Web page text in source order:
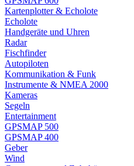
Kartenplotter & Echolote
Echolote
Handgeräte und Uhren
Radar
Fischfinder
Autopiloten
Kommunikation & Funk
Instrumente & NMEA 2000
Kameras
Segeln
Entertainment
GPSMAP 500
GPSMAP 400
Geber
Wind